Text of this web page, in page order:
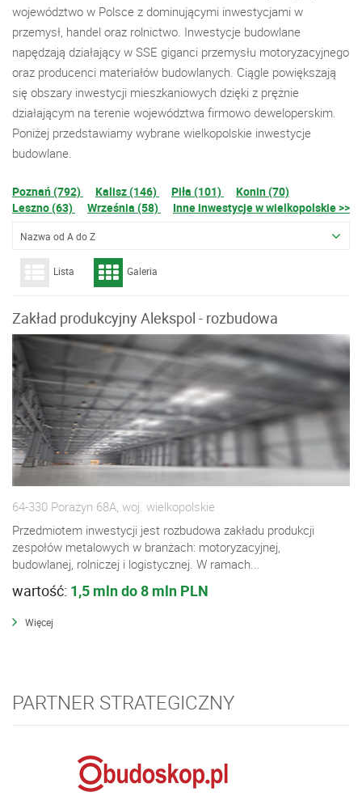
województwo w Polsce z dominującymi inwestycjami w
przemysł, handel oraz rolnictwo. Inwestycje budowlane
napędzają działający w SSE giganci przemysłu motoryzacyjnego
oraz producenci materiałów budowlanych. Ciągle powiększają
się obszary inwestycji mieszkaniowych dzięki z prężnie
działającym na terenie województwa firmowo deweloperskim.
Poniżej przedstawiamy wybrane wielkopolskie inwestycje
budowlane.
Poznań (792) Kalisz (146) Piła (101)
Konin (70)
Leszno (63)
Września (58) Inne inwestycje w wielkopolskie >>
Nazwa od A do Z
Lista Galeria
Zakład produkcyjny Alekspol - rozbudowa
64-330 Porażyn 68A, woj. wielkopolskie
Przedmiotem inwestycji jest rozbudowa zakładu produkcji
zespołów metalowych w branżach: motoryzacyjnej,
budowlanej, rolniczej i logistycznej. W ramach...
wartość: 1,5 mln do 8 mln PLN
Więcej
PARTNER STRATEGICZNY